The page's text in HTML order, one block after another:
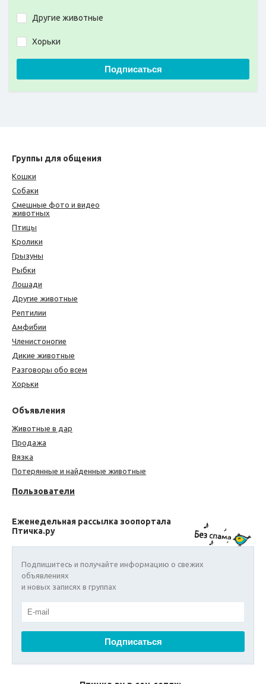
Другие животные
Хорьки
Подписаться
Группы для общения
Кошки
Собаки
Смешные фото и видео
животных
Птицы
Кролики
Грызуны
Рыбки
Лошади
Другие животные
Рептилии
Амфибии
Членистоногие
Дикие животные
Разговоры обо всем
Хорьки
Объявления
Животные в дар
Продажа
Вязка
Потерянные и найденные животные
Пользователи
Еженедельная рассылка зоопортала
Птичка.ру
Подпишитесь и получайте информацию о свежих
объявлениях
и новых записях в группах